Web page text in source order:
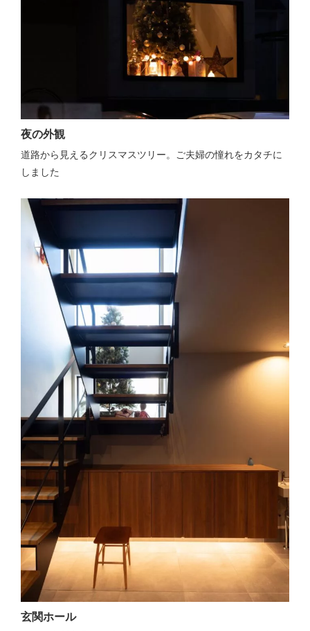
夜の外観
道路から見えるクリスマスツリー。ご夫婦の憧れをカタチに
しました
玄関ホール